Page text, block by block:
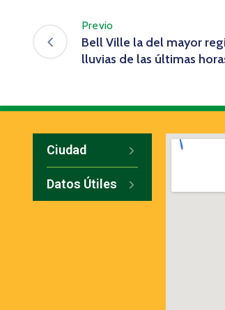
Previo
Bell Ville la del mayor
lluvias de las últimas
Ciudad
Datos Útiles